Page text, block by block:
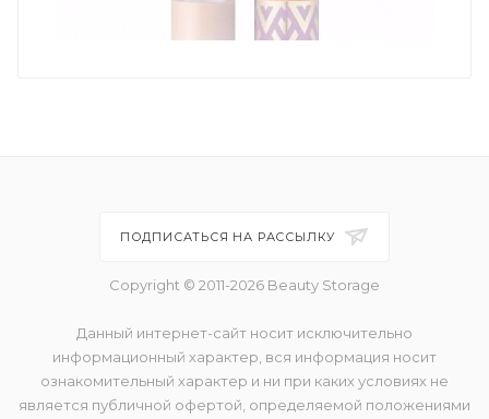
ПОДПИСАТЬСЯ НА РАССЫЛКУ
Copyright © 2011-2026 Beauty Storage
Данный интернет-сайт носит исключительно
информационный характер, вся информация носит
ознакомительный характер и ни при каких условиях не
является публичной офертой, определяемой положениями